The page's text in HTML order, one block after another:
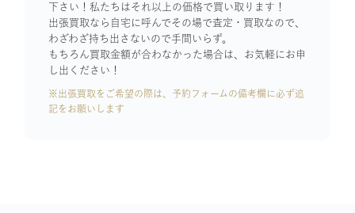
下さい！私たちはそれ以上の価格で買い取ります！
出張買取なら自宅に呼んでその場で査定・買取なので、
わざわざ持ち出さないので手間いらず。
もちろん買取金額が合わなかった場合は、お気軽にお申
し出ください！
※出張買取をご希望の際は、予約フォームの備考欄に必ず追
記をお願いします